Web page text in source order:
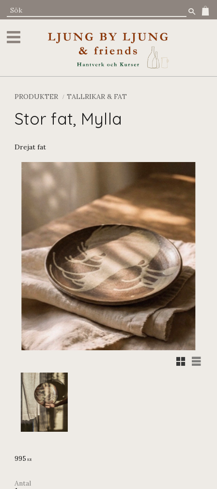
Meny
PRODUKTER TALLRIKAR & FAT
Stor fat, Mylla
Drejat fat
Rutnätsvy
Listvy
995 KR
Antal